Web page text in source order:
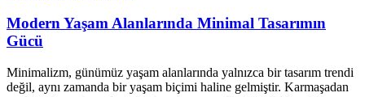
Modern Yaşam Alanlarında Minimal Tasarımın
Gücü
Minimalizm, günümüz yaşam alanlarında yalnızca bir tasarım trendi
değil, aynı zamanda bir yaşam biçimi haline gelmiştir. Karmaşadan